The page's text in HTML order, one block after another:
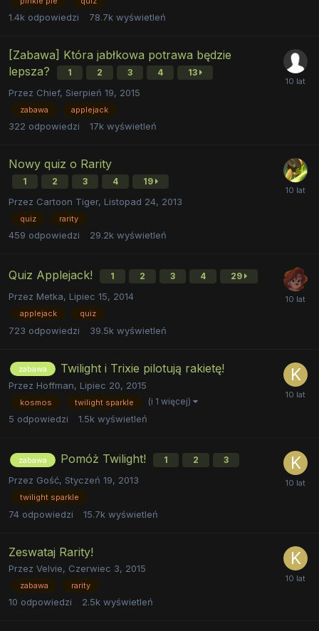
1.4k odpowiedzi 78.7k wyświetleń
[Zabawa] Która jabłkowa potrawa będzie
lepsza?
1 2 3 4 13
Przez Chief, Sierpień 19, 2015
zabawa applejack
322 odpowiedzi 17k wyświetleń
Nowy quiz o Rarity
1 2 3 4 19
Przez Cartoon Tiger, Listopad 24, 2013
quiz rarity
459 odpowiedzi 29.2k wyświetleń
Quiz Applejack! 1 2 3 4 29
Przez Metka, Lipiec 15, 2014
applejack quiz
723 odpowiedzi 39.5k wyświetleń
zabawa Twilight i Trixie pilotują rakietę!
Przez Hoffman, Lipiec 20, 2015
kosmos twilight sparkle (i 1 więcej)
5 odpowiedzi 1.5k wyświetleń
zabawa Pomóż Twilight! 1 2 3
Przez Gość, Styczeń 19, 2013
twilight sparkle
74 odpowiedzi 15.7k wyświetleń
Zeswataj Rarity!
Przez Velvie, Czerwiec 3, 2015
zabawa rarity
10 odpowiedzi 2.5k wyświetleń